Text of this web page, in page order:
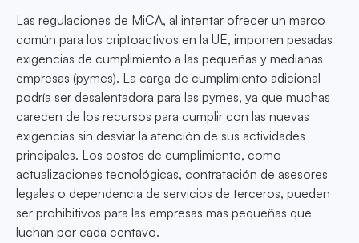
Las regulaciones de MiCA, al intentar ofrecer un marco
común para los criptoactivos en la UE, imponen pesadas
exigencias de cumplimiento a las pequeñas y medianas
empresas (pymes). La carga de cumplimiento adicional
podría ser desalentadora para las pymes, ya que muchas
carecen de los recursos para cumplir con las nuevas
exigencias sin desviar la atención de sus actividades
principales. Los costos de cumplimiento, como
actualizaciones tecnológicas, contratación de asesores
legales o dependencia de servicios de terceros, pueden
ser prohibitivos para las empresas más pequeñas que
luchan por cada centavo.